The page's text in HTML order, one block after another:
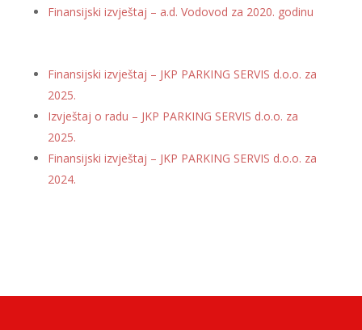
Finansijski izvještaj – a.d. Vodovod za 2020. godinu
Finansijski izvještaj – JKP PARKING SERVIS d.o.o. za
2025.
Izvještaj o radu – JKP PARKING SERVIS d.o.o. za
2025.
Finansijski izvještaj – JKP PARKING SERVIS d.o.o. za
2024.